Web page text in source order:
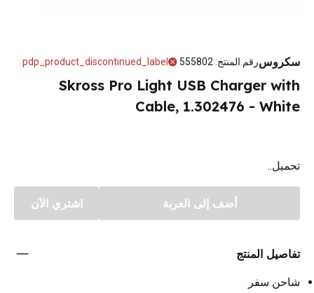
سكروسرقم المنتج:
555802
pdp_product_discontinued_label
Skross Pro Light USB Charger with
Cable, 1.302476 - White
تحميل..
أضف إلى العربة اشتري الآن
تفاصيل المنتج
شاحن سفر